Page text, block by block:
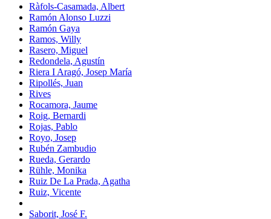
Ràfols-Casamada, Albert
Ramón Alonso Luzzi
Ramón Gaya
Ramos, Willy
Rasero, Miguel
Redondela, Agustín
Riera I Aragó, Josep María
Ripollés, Juan
Rives
Rocamora, Jaume
Roig, Bernardi
Rojas, Pablo
Royo, Josep
Rubén Zambudio
Rueda, Gerardo
Rühle, Monika
Ruiz De La Prada, Agatha
Ruiz, Vicente
Saborit, José F.